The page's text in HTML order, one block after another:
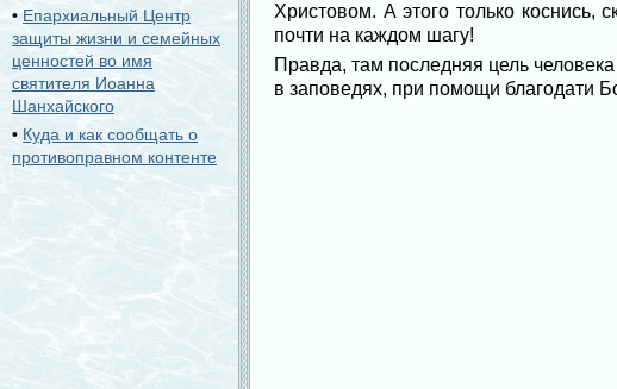
Христовом. А этого только коснись,
почти на каждом шагу!
Правда, там последняя цель
в заповедях, при помощи благодати
•Епархиальный Центр
защиты жизни и семейных
ценностей во имя
святителя Иоанна
Шанхайского
• Куда и как сообщать о
противоправном контенте